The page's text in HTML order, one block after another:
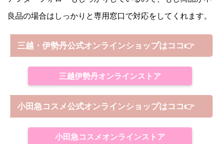
良品の場合はしっかりと専用窓口で対応をしてくれます。
三越・伊勢丹公式オンラインショップはココ👉
三越伊勢丹オンラインストア
小田急コスメ公式オンラインショップはココ👉
小田急コスメオンラインストア